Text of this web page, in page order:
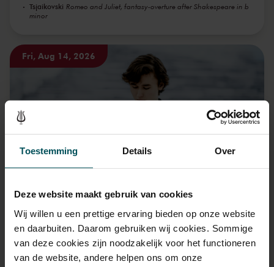
Toestemming Details Over
Deze website maakt gebruik van cookies
Wij willen u een prettige ervaring bieden op onze website
en daarbuiten. Daarom gebruiken wij cookies. Sommige
van deze cookies zijn noodzakelijk voor het functioneren
van de website, andere helpen ons om onze
Tsjaikovski Romeo and Juliet, fantasy-overture after Shakespeare in b
minor
Fri, Aug 14, 2026
Lozakovich and Tchaikovsky’s ‘Pathétique’
including
Tsjaikovski Symphony No. 6 in b minor, op. 74 'Pathétique'
Violin Concerto in d minor, op. 47